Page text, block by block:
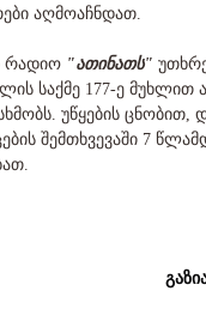
აღმოაჩნდათ.
რადიო "ათინათს"
საქმე 177-ე
უწყების ცნობით,
შემთხვევაში 7